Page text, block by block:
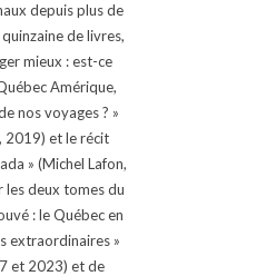
depuis plus de
de livres,
mieux : est-ce
Amérique,
nos voyages ? »
2019) et le récit
» (Michel Lafon,
les deux tomes du
: le Québec en
extraordinaires »
et 2023) et de